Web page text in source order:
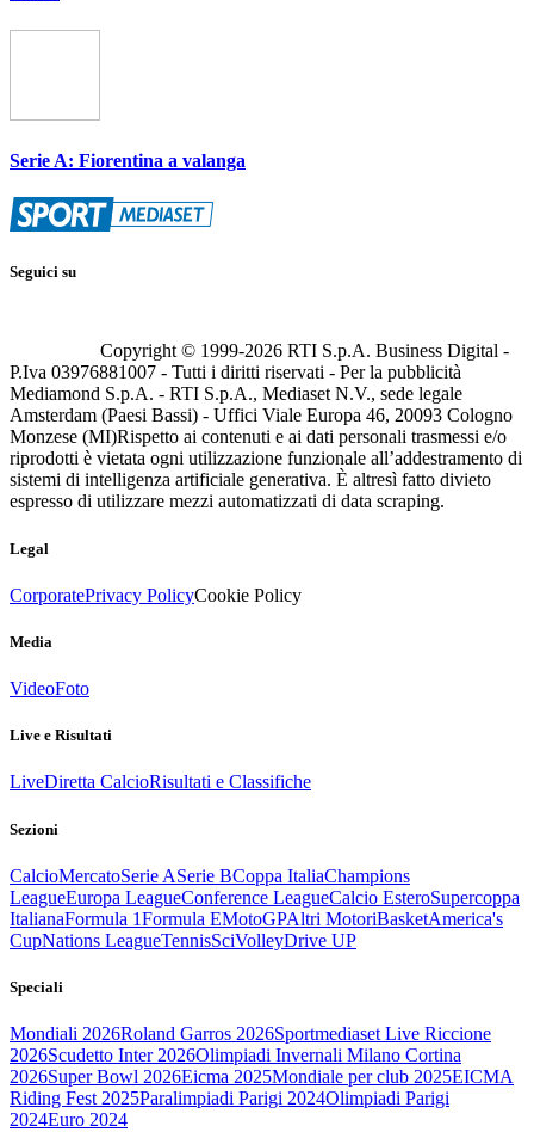
Serie A: Fiorentina a valanga
Seguici su
Copyright © 1999-2026 RTI S.p.A. Business Digital -
P.Iva 03976881007 - Tutti i diritti riservati - Per la pubblicità
Mediamond S.p.A. - RTI S.p.A., Mediaset N.V., sede legale
Amsterdam (Paesi Bassi) - Uffici Viale Europa 46, 20093 Cologno
Monzese (MI)Rispetto ai contenuti e ai dati personali trasmessi e/o
riprodotti è vietata ogni utilizzazione funzionale all’addestramento di
sistemi di intelligenza artificiale generativa. È altresì fatto divieto
espresso di utilizzare mezzi automatizzati di data scraping.
Legal
CorporatePrivacy PolicyCookie Policy
Media
VideoFoto
Live e Risultati
LiveDiretta CalcioRisultati e Classifiche
Sezioni
CalcioMercatoSerie ASerie BCoppa ItaliaChampions
LeagueEuropa LeagueConference LeagueCalcio EsteroSupercoppa
ItalianaFormula 1Formula EMotoGPAltri MotoriBasketAmerica's
CupNations LeagueTennisSciVolleyDrive UP
Speciali
Mondiali 2026Roland Garros 2026Sportmediaset Live Riccione
2026Scudetto Inter 2026Olimpiadi Invernali Milano Cortina
2026Super Bowl 2026Eicma 2025Mondiale per club 2025EICMA
Riding Fest 2025Paralimpiadi Parigi 2024Olimpiadi Parigi
2024Euro 2024